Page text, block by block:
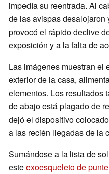
impedía su reentrada. Al
de las avispas desalojaron
provocó el rápido declive
exposición y a la falta de
Las imágenes muestran el
exterior de la casa,
elementos. Los resultados
de abajo está plagado de
dejó el dispositivo
a las recién llegadas de la
Sumándose a la lista de
esteexoesqueleto de